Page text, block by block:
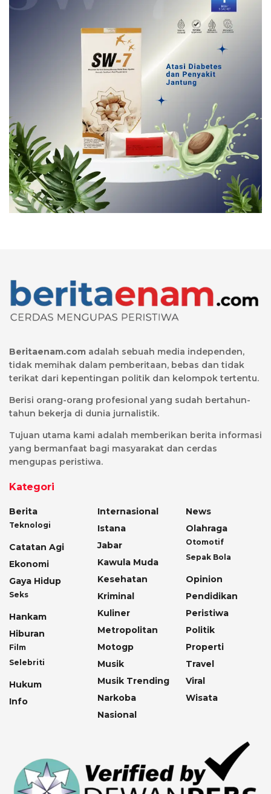
Beritaenam.com adalah sebuah media independen,
tidak memihak dalam pemberitaan, bebas dan tidak
terikat dari kepentingan politik dan kelompok tertentu.
Berisi orang-orang profesional yang sudah bertahun-
tahun bekerja di dunia jurnalistik.
Tujuan utama kami adalah memberikan berita informasi
yang bermanfaat bagi masyarakat dan cerdas
mengupas peristiwa.
Kategori
Berita
Teknologi
Catatan Agi
Ekonomi
Gaya Hidup
Seks
Hankam
Hiburan
Film
Selebriti
Hukum
Info
Internasional
Istana
Jabar
Kawula Muda
Kesehatan
Kriminal
Kuliner
Metropolitan
Motogp
Musik
Musik Trending
Narkoba
Nasional
News
Olahraga
Otomotif
Sepak Bola
Opinion
Pendidikan
Peristiwa
Politik
Properti
Travel
Viral
Wisata